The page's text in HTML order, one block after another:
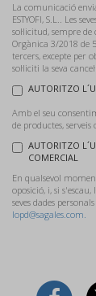
La comunicació
ESTYOFI, S.L.. Les
sol·licitud, sempre
Orgànica 3/2018 de
tercers, excepte per
sol·liciti la seva
AUTORITZO
Amb el seu
de productes,
AUTORITZO
COMERCIAL
En qualsevol
oposició, i, si
seves dades
lopd@sagales.com.